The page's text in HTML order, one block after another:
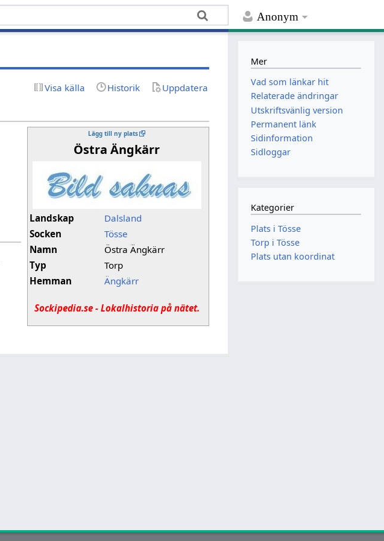
Anonym
Visa källa Historik Uppdatera
Lägg till ny plats
Östra Ängkärr
Landskap
Dalsland
Socken
Tösse
Namn
Östra Ängkärr
Typ
Torp
Hemman
Ängkärr
Sockipedia.se - Lokalhistoria på nätet.
Mer
Vad som länkar hit
Relaterade ändringar
Utskriftsvänlig version
Permanent länk
Sidinformation
Sidloggar
Kategorier
Plats i Tösse
Torp i Tösse
Plats utan koordinat